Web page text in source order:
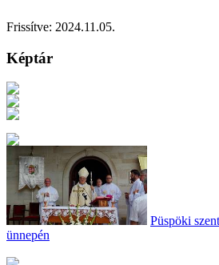
Frissítve: 2024.11.05.
Képtár
Püspöki
ünnepén